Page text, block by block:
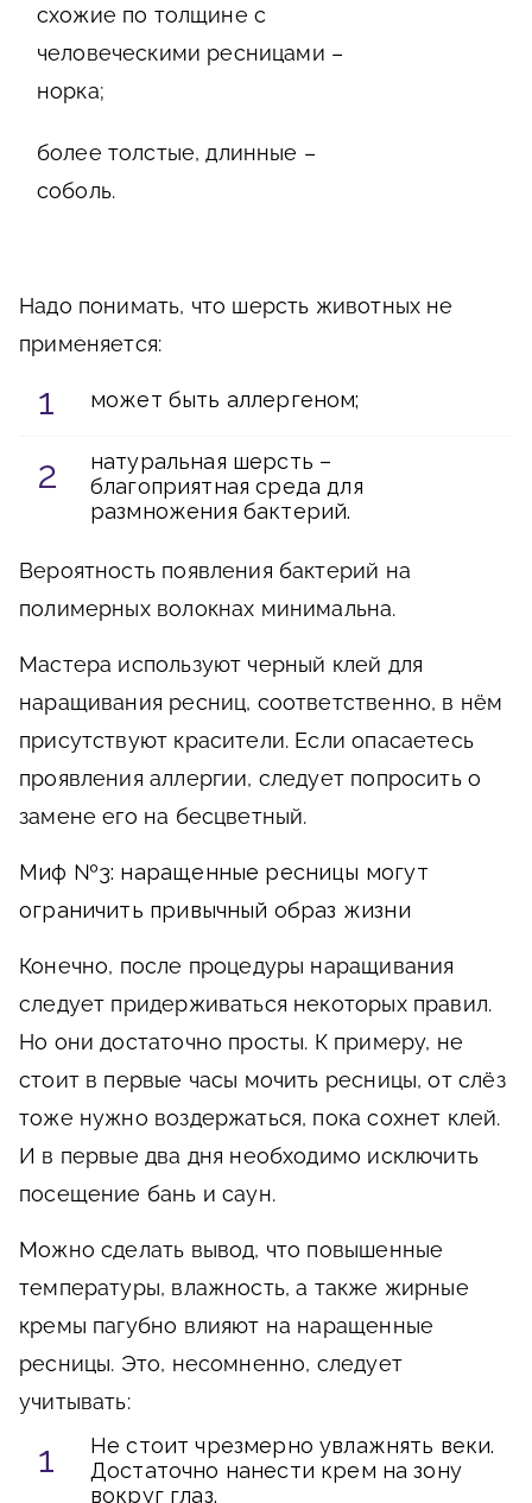
схожие по толщине с
человеческими ресницами –
норка;
более толстые, длинные –
соболь.
Надо понимать, что шерсть животных не
применяется:
может быть аллергеном;
натуральная шерсть –
благоприятная среда для
размножения бактерий.
Вероятность появления бактерий на
полимерных волокнах минимальна.
Мастера используют черный клей для
наращивания ресниц, соответственно, в нём
присутствуют красители. Если опасаетесь
проявления аллергии, следует попросить о
замене его на бесцветный.
Миф №3: наращенные ресницы могут
ограничить привычный образ жизни
Конечно, после процедуры наращивания
следует придерживаться некоторых правил.
Но они достаточно просты. К примеру, не
стоит в первые часы мочить ресницы, от слёз
тоже нужно воздержаться, пока сохнет клей.
И в первые два дня необходимо исключить
посещение бань и саун.
Можно сделать вывод, что повышенные
температуры, влажность, а также жирные
кремы пагубно влияют на наращенные
ресницы. Это, несомненно, следует
учитывать:
Не стоит чрезмерно увлажнять веки.
Достаточно нанести крем на зону
вокруг глаз.